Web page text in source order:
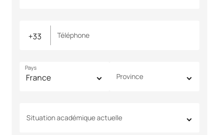
Téléphone
Pays
Province
Situation académique actuelle